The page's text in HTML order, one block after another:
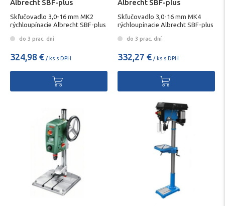
Albrecht SBF-plus
Skľučovadlo 3,0-16 mm MK2
rýchloupínacie Albrecht SBF-plus
do 3 prac. dní
324,98 € / ks s DPH
Albrecht SBF-plus
Skľučovadlo 3,0-16 mm MK4
rýchloupínacie Albrecht SBF-plus
do 3 prac. dní
332,27 € / ks s DPH